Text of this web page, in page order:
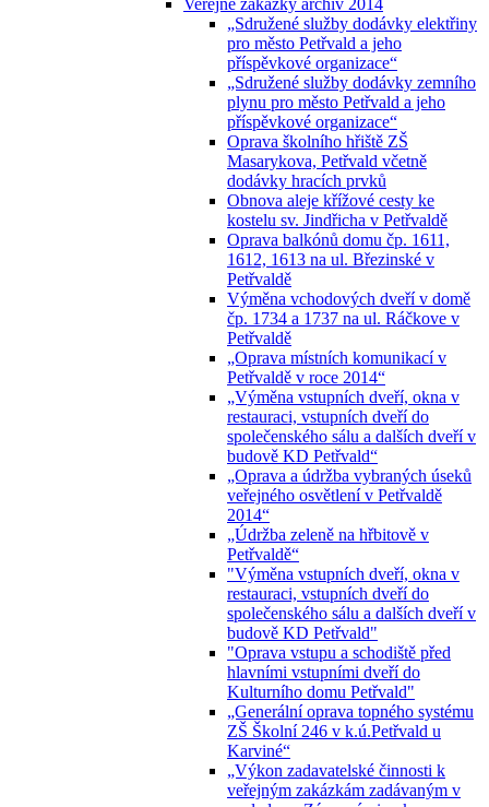
Veřejné zakázky archív 2014
„Sdružené služby dodávky elektřiny
pro město Petřvald a jeho
příspěvkové organizace“
„Sdružené služby dodávky zemního
plynu pro město Petřvald a jeho
příspěvkové organizace“
Oprava školního hřiště ZŠ
Masarykova, Petřvald včetně
dodávky hracích prvků
Obnova aleje křížové cesty ke
kostelu sv. Jindřicha v Petřvaldě
Oprava balkónů domu čp. 1611,
1612, 1613 na ul. Březinské v
Petřvaldě
Výměna vchodových dveří v domě
čp. 1734 a 1737 na ul. Ráčkove v
Petřvaldě
„Oprava místních komunikací v
Petřvaldě v roce 2014“
„Výměna vstupních dveří, okna v
restauraci, vstupních dveří do
společenského sálu a dalších dveří v
budově KD Petřvald“
„Oprava a údržba vybraných úseků
veřejného osvětlení v Petřvaldě
2014“
„Údržba zeleně na hřbitově v
Petřvaldě“
"Výměna vstupních dveří, okna v
restauraci, vstupních dveří do
společenského sálu a dalších dveří v
budově KD Petřvald"
"Oprava vstupu a schodiště před
hlavními vstupními dveří do
Kulturního domu Petřvald"
„Generální oprava topného systému
ZŠ Školní 246 v k.ú.Petřvald u
Karviné“
„Výkon zadavatelské činnosti k
veřejným zakázkám zadávaným v